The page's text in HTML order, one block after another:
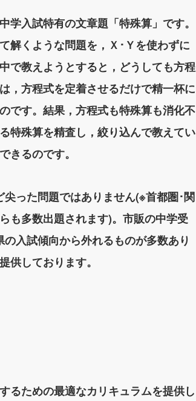
入試特有の文章題「特殊算」です。
解くような問題を，Ｘ･Ｙを使わずに
で教えようとすると，どうしても方程
，方程式を定着させるだけで精一杯に
です。結果，方程式も特殊算も消化不
特殊算を精査し，絞り込んで教えてい
きるのです。
った問題ではありません(※首都圏･関
も多数出題されます)。市販の中学受
入試傾向から外れるものが多数あり
供しております。
るための最適なカリキュラムを提供し